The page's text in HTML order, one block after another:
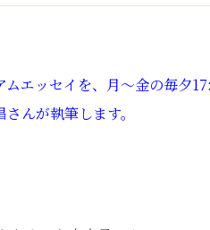
エッセイを、月～金の毎夕
んが執筆します。